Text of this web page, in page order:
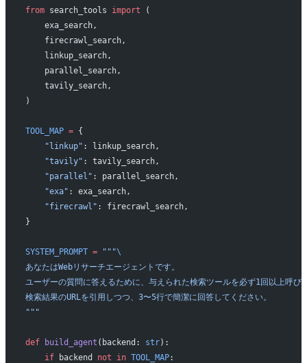
from search_tools import (
    exa_search,
    firecrawl_search,
    linkup_search,
    parallel_search,
    tavily_search,
)
TOOL_MAP = {
    "linkup"
: linkup_search,
    "tavily"
: tavily_search,
    "parallel"
: parallel_search,
    "exa"
: exa_search,
    "firecrawl"
: firecrawl_search,
}
SYSTEM_PROMPT = """\
あなたはWebリサーチエージェントです。
ユーザーの質問に答えるために、与えられた検索ツールを必ず1回以上呼び
検索結果のURLを引用しつつ、3〜5行で簡潔に回答してください。
"""
def build_agent (backend: str):
    if
backend not in TOOL_MAP: